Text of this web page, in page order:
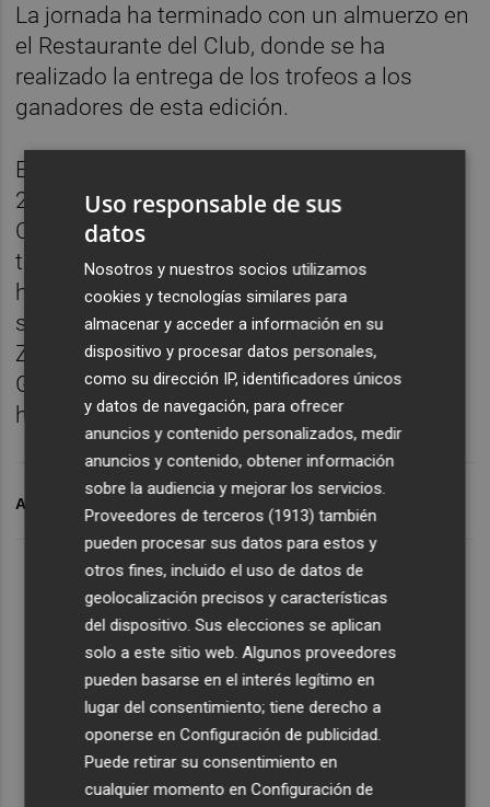
La jornada ha terminado con un almuerzo en
el Restaurante del Club, donde se ha
realizado la entrega de los trofeos a los
ganadores de esta edición.
En categoría hándicap inferior (HCP hasta
20,5) el primer clasificado ha sido Jorge
Cano; el segundo, Desamparados Soler; y el
tercero Guillermo Alos. En categoría
hándicap superior (HCP desde 20,6), la
segunda posición ha sido para José Andrés
Zamora y la tercera para Fidel García-
Guzmán. En categoría femenina la ganadora
ha sido Silvia López.
ARCHIVADO EN
Uso responsable de sus
datos
Nosotros y nuestros socios utilizamos
cookies y tecnologías similares para
almacenar y acceder a información en su
dispositivo y procesar datos personales,
como su dirección IP, identificadores únicos
y datos de navegación, para ofrecer
anuncios y contenido personalizados, medir
anuncios y contenido, obtener información
sobre la audiencia y mejorar los servicios.
Proveedores de terceros (1913) también
pueden procesar sus datos para estos y
otros fines, incluido el uso de datos de
geolocalización precisos y características
del dispositivo. Sus elecciones se aplican
solo a este sitio web. Algunos proveedores
pueden basarse en el interés legítimo en
lugar del consentimiento; tiene derecho a
oponerse enConfiguración de publicidad
Puede retirar su consentimiento en
cualquier momento enConfiguración de